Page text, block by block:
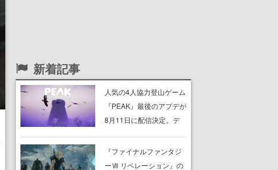
新着記事
人気の4人協力登山ゲーム
『PEAK』最後のアプデが
8月11日に配信決定。デ
れた“塔“のバイオーム
「GLOOM」と「THE
『ファイナルファンタジ
ーⅦ リベレーション』の